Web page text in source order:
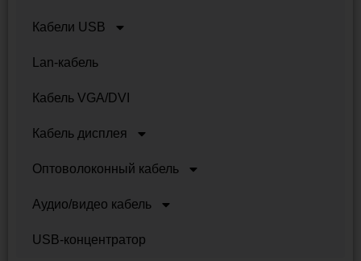
Кабели USB
Lan-кабель
Кабель VGA/DVI
Кабель дисплея
Оптоволоконный кабель
Аудио/видео кабель
USB-концентратор